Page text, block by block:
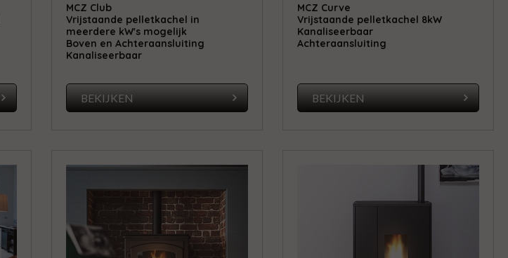
MCZ Club
Vrijstaande pelletkachel in
meerdere kW's mogelijk
Boven en Achteraansluiting
Kanaliseerbaar
BEKIJKEN
MCZ Curve
Vrijstaande pelletkachel 8kW
Kanaliseerbaar
Achteraansluiting
BEKIJKEN